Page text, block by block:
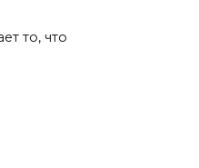
то, что